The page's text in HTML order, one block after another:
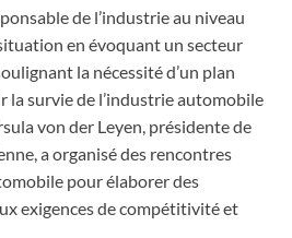
de l’industrie au niveau
en évoquant un secteur
la nécessité d’un plan
survie de l’industrie automobile
von der Leyen, présidente de
a organisé des rencontres
pour élaborer des
exigences de compétitivité et